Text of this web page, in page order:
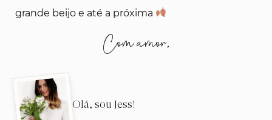
grande beijo e até a próxima
Com amor,
Olá, sou Jess!